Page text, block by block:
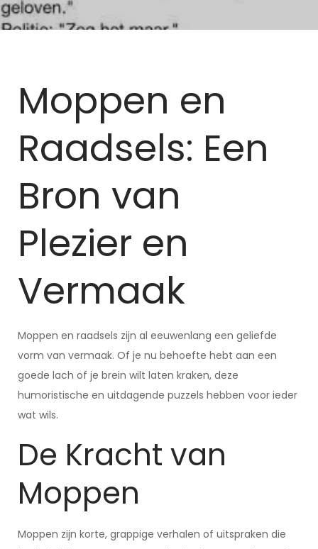
Moppen en
Raadsels: Een
Bron van
Plezier en
Vermaak
Moppen en raadsels zijn al eeuwenlang een geliefde
vorm van vermaak. Of je nu behoefte hebt aan een
goede lach of je brein wilt laten kraken, deze
humoristische en uitdagende puzzels hebben voor ieder
wat wils.
De Kracht van
Moppen
Moppen zijn korte, grappige verhalen of uitspraken die